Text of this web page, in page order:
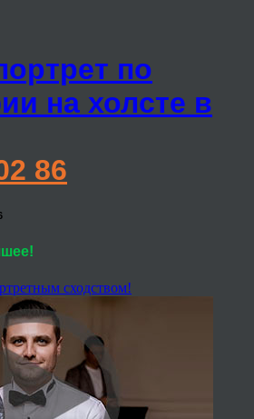
по
на холсте в
86
сходством!